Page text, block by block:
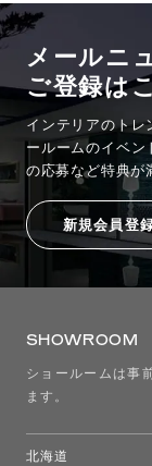
メールニ
ご登録は
インテリアのトレ
ールームのイベン
の応募など特典が
新規会員登
SHOWROOM
ショールームは事
ます。
北海道